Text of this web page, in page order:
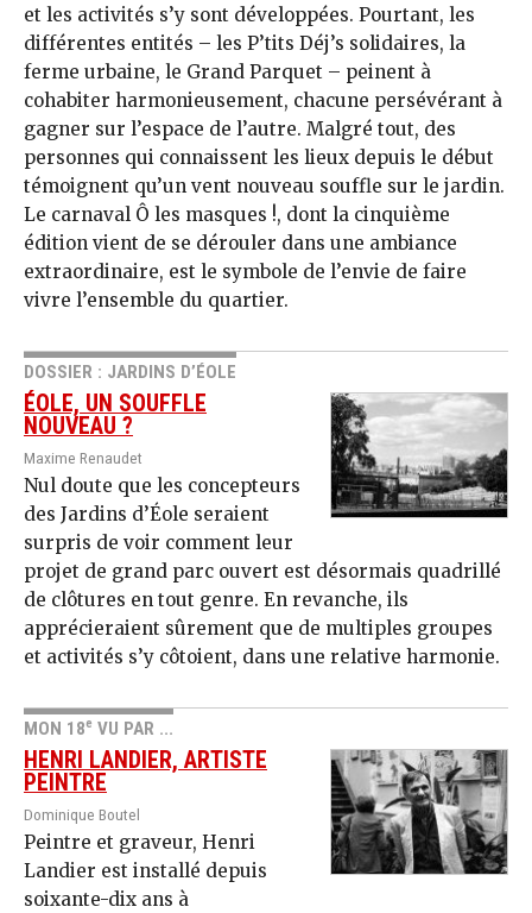
et les activités s’y sont développées. Pourtant, les
différentes entités – les P’tits Déj’s solidaires, la
ferme urbaine, le Grand Parquet – peinent à
cohabiter harmonieusement, chacune persévérant à
gagner sur l’espace de l’autre. Malgré tout, des
personnes qui connaissent les lieux depuis le début
témoignent qu’un vent nouveau souffle sur le jardin.
Le carnaval Ô les masques !, dont la cinquième
édition vient de se dérouler dans une ambiance
extraordinaire, est le symbole de l’envie de faire
vivre l’ensemble du quartier.
DOSSIER : JARDINS D’ÉOLE
ÉOLE, UN SOUFFLE
NOUVEAU ?
Maxime Renaudet
Nul doute que les concepteurs
des Jardins d’Éole seraient
surpris de voir comment leur
projet de grand parc ouvert est désormais quadrillé
de clôtures en tout genre. En revanche, ils
apprécieraient sûrement que de multiples groupes
et activités s’y côtoient, dans une relative harmonie.
MON 18e VU PAR ...
HENRI LANDIER, ARTISTE
PEINTRE
Dominique Boutel
Peintre et graveur, Henri
Landier est installé depuis
soixante-dix ans à